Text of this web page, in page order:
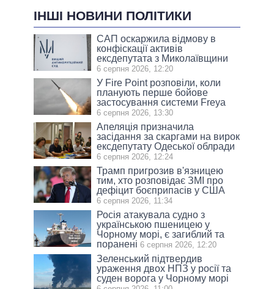
ІНШІ НОВИНИ ПОЛІТИКИ
САП оскаржила відмову в
конфіскації активів
ексдепутата з Миколаївщини
6 серпня 2026, 12:20
У Fire Point розповіли, коли
планують перше бойове
застосування системи Freya
6 серпня 2026, 13:30
Апеляція призначила
засідання за скаргами на вирок
ексдепутату Одеської облради
6 серпня 2026, 12:24
Трамп пригрозив в'язницею
тим, хто розповідає ЗМІ про
дефіцит боєприпасів у США
6 серпня 2026, 11:34
Росія атакувала судно з
українською пшеницею у
Чорному морі, є загиблий та
поранені 6 серпня 2026, 12:20
Зеленський підтвердив
ураження двох НПЗ у росії та
суден ворога у Чорному морі